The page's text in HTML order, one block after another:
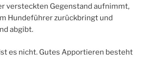
versteckten Gegenstand aufnimmt,
Hundeführer zurückbringt und
abgibt.
es nicht. Gutes Apportieren besteht